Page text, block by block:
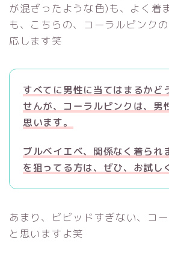
が混ざったような色)も、よく着
も、こちらの、コーラルピンク
応します笑
すべてに男性に当てはまるかど
せんが、コーラルピンクは、男
思います。
ブルベイエベ、関係なく着られ
を狙ってる方は、ぜひ、お試し
あまり、ビビッドすぎない、コ
と思いますよ笑